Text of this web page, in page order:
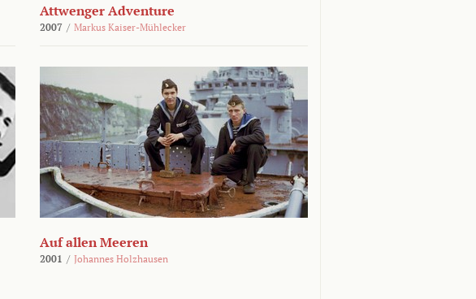
Attwenger Adventure
2007 / Markus Kaiser-Mühlecker
Auf allen Meeren
2001 / Johannes Holzhausen